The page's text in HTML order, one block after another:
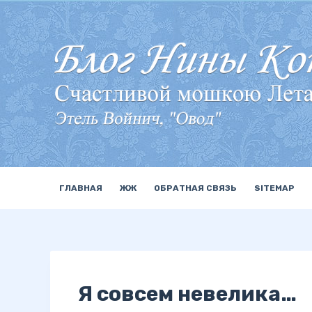
П
е
р
е
й
т
и
к
с
ГЛАВНАЯ ЖЖ ОБРАТНАЯ СВЯЗЬ SITEMAP
Я совсем невелика…